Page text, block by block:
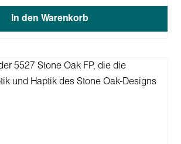
In den Warenkorb